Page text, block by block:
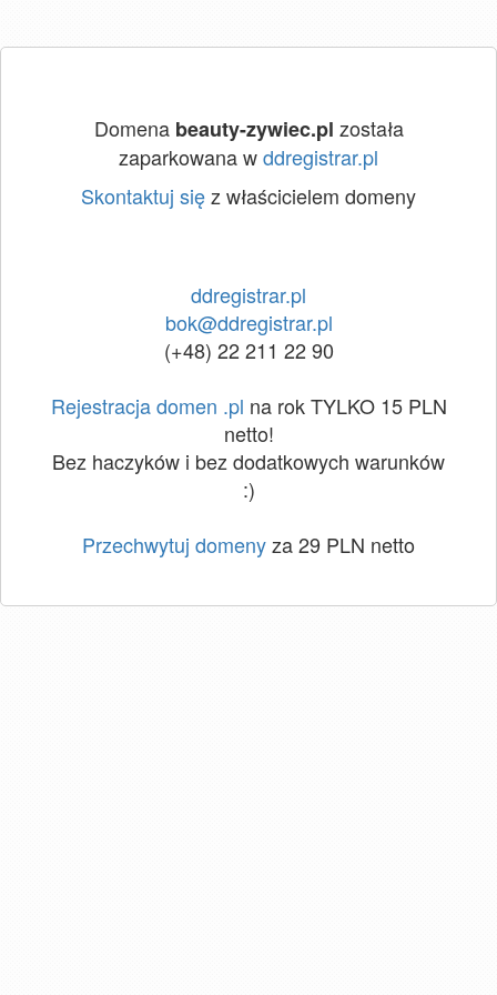
Domena beauty-zywiec.pl została
zaparkowana wddregistrar.pl
Skontaktuj sięz właścicielem domeny
ddregistrar.pl
bok@ddregistrar.pl
(+48) 22 211 22 90
Rejestracja domen .pl na rok TYLKO 15 PLN
netto!
Bez haczyków i bez dodatkowych warunków
:)
Przechwytuj domenyza 29 PLN netto